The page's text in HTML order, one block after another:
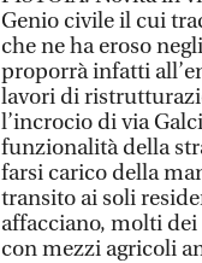
Genio civile il cui
che ne ha eroso
proporrà infatti
lavori di
l’incrocio di via
funzionalità della
farsi carico della
transito ai soli
affacciano, molti
con mezzi agricoli